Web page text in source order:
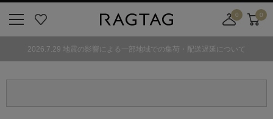
気
0
舗
カ
0
2026.7.29 地震の影響による一部地域での集荷・配送遅延について